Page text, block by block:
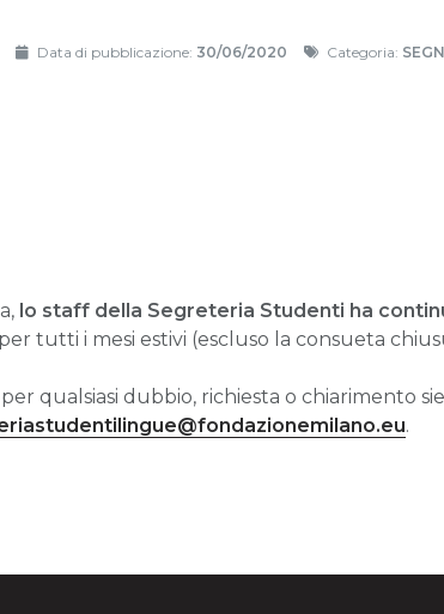
Data di pubblicazione: 30/06/2020 Categoria:
lo staff della Segreteria Studenti ha
tutti i mesi estivi (escluso la consueta
qualsiasi dubbio, richiesta o chiarimento
.